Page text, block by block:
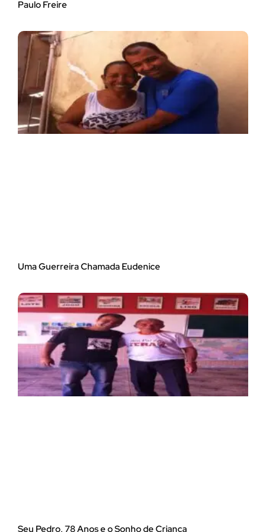
Paulo Freire
Uma Guerreira Chamada Eudenice
Seu Pedro, 78 Anos e o Sonho de Criança